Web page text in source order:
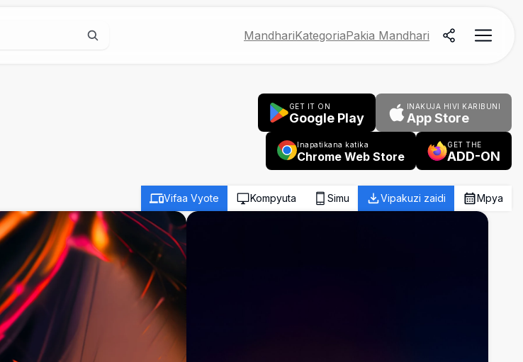
MandhariKategoriaPakia Mandhari
GET IT ON
Google Play
INAKUJA HIVI KARIBUNI
App Store
Inapatikana katika
Chrome Web Store
GET THE
ADD-ON
Vifaa Vyote Kompyuta Simu Vipakuzi zaidi Mpya